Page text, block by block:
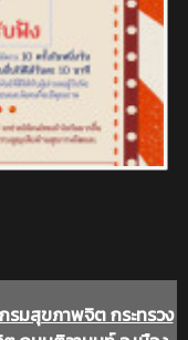
รมสุขภาพจิต กระทรวง